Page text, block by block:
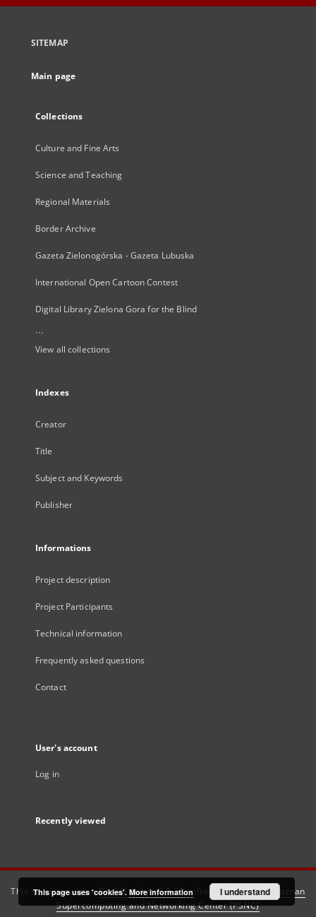
SITEMAP
Main page
Collections
Culture and Fine Arts
Science and Teaching
Regional Materials
Border Archive
Gazeta Zielonogórska - Gazeta Lubuska
International Open Cartoon Contest
Digital Library Zielona Gora for the Blind
...
View all collections
Indexes
Creator
Title
Subject and Keywords
Publisher
Informations
Project description
Project Participants
Technical information
Frequently asked questions
Contact
User's account
Log in
Recently viewed
This service runs onDInGO dLibra 6.3.21software created by
Poznan
Supercomputing and Networking Center (PSNC)
This page uses 'cookies'. More information I understand